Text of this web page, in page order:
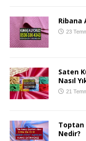
Ribana
23
Saten
Nasıl
21
Toptan
Nedir?